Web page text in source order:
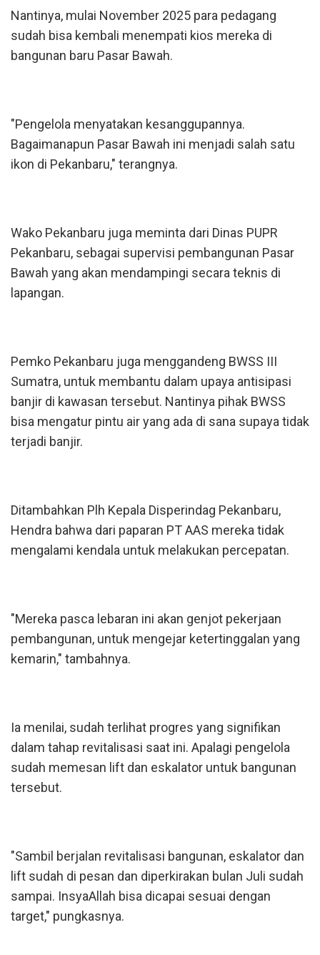
Nantinya, mulai November 2025 para pedagang
sudah bisa kembali menempati kios mereka di
bangunan baru Pasar Bawah.
"Pengelola menyatakan kesanggupannya.
Bagaimanapun Pasar Bawah ini menjadi salah satu
ikon di Pekanbaru," terangnya.
Wako Pekanbaru juga meminta dari Dinas PUPR
Pekanbaru, sebagai supervisi pembangunan Pasar
Bawah yang akan mendampingi secara teknis di
lapangan.
Pemko Pekanbaru juga menggandeng BWSS III
Sumatra, untuk membantu dalam upaya antisipasi
banjir di kawasan tersebut. Nantinya pihak BWSS
bisa mengatur pintu air yang ada di sana supaya tidak
terjadi banjir.
Ditambahkan Plh Kepala Disperindag Pekanbaru,
Hendra bahwa dari paparan PT AAS mereka tidak
mengalami kendala untuk melakukan percepatan.
"Mereka pasca lebaran ini akan genjot pekerjaan
pembangunan, untuk mengejar ketertinggalan yang
kemarin," tambahnya.
Ia menilai, sudah terlihat progres yang signifikan
dalam tahap revitalisasi saat ini. Apalagi pengelola
sudah memesan lift dan eskalator untuk bangunan
tersebut.
"Sambil berjalan revitalisasi bangunan, eskalator dan
lift sudah di pesan dan diperkirakan bulan Juli sudah
sampai. InsyaAllah bisa dicapai sesuai dengan
target," pungkasnya.